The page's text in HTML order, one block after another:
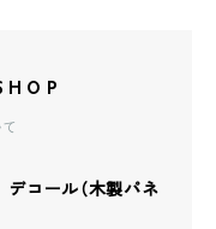
コール（木製パネ